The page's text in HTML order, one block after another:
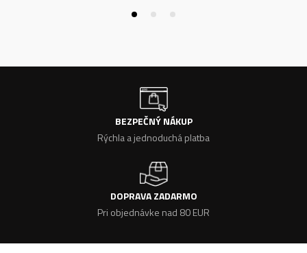
BEZPEČNÝ NÁKUP
Rýchla a jednoduchá platba
DOPRAVA ZADARMO
Pri objednávke nad 80 EUR